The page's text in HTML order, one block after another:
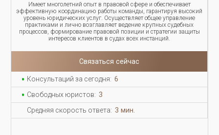
Имеет многолетний опыт в правовой сфере и обеспечивает
эффективную координацию работы команды, гарантируя высокий
уровень юридических услуг. Осуществляет общее управление
практиками и лично возглавляет ведение крупных судебных
процессов, формирование правовой позиции и стратегии защиты
интересов клиентов в судах всех инстанций.
Связаться сейчас
Консультаций за сегодня: 6
Свободных юристов: 3
Средняя скорость ответа: 3 мин.